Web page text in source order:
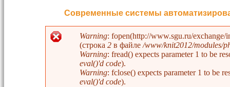
Современные системы
Сообщение об ошибке
Warning: fopen(http://www.sgu.ru/
(строка 2 в файле/www/knit2012/modules/
Warning: fread() expects parameter 1 to be
eval()'d code).
Warning: fclose() expects parameter 1 to be
eval()'d code).